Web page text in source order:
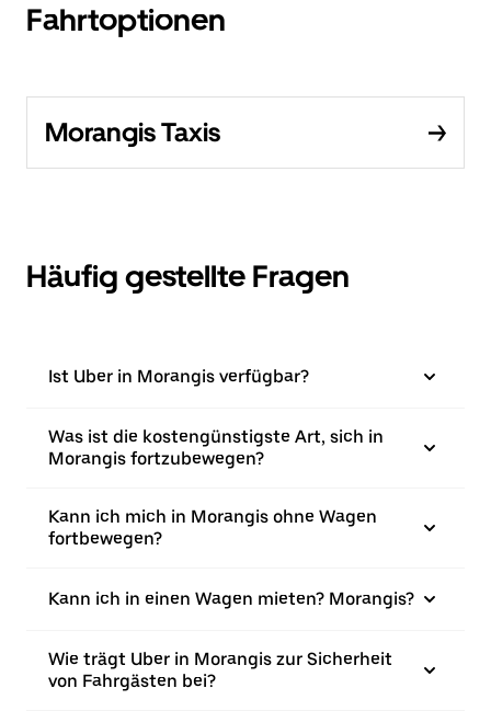
Fahrtoptionen
Morangis Taxis
Häufig gestellte Fragen
Ist Uber in Morangis verfügbar?
Was ist die kostengünstigste Art, sich in
Morangis fortzubewegen?
Kann ich mich in Morangis ohne Wagen
fortbewegen?
Kann ich in einen Wagen mieten? Morangis?
Wie trägt Uber in Morangis zur Sicherheit
von Fahrgästen bei?